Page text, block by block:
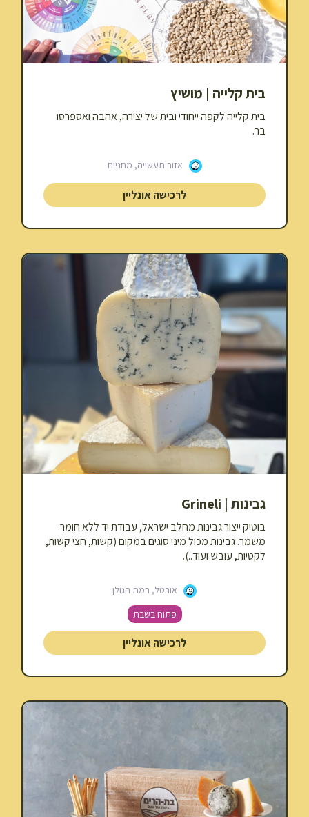
בית קלייה | מושיץ
בית קלייה לקפה ייחודי ובית של יצירה, אהבה ואספרסו
בר.
אזור תעשייה, מחניים
לרכישה אונליין
גבינות | Grineli
בוטיק ייצור גבינות מחלב ישראל, עבודת יד ללא חומר
משמר. גבינות מכול מיני סוגים במקום (קשות, חצי קשות,
לקטיות, עובש ועוד..).
אורטל, רמת הגולן
פתוח בשבת
לרכישה אונליין